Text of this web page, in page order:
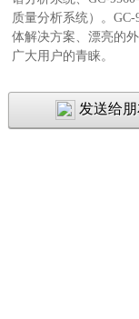
质量分析系统）。
体解决方案、漂亮的
广大用户的青睐。
发送给